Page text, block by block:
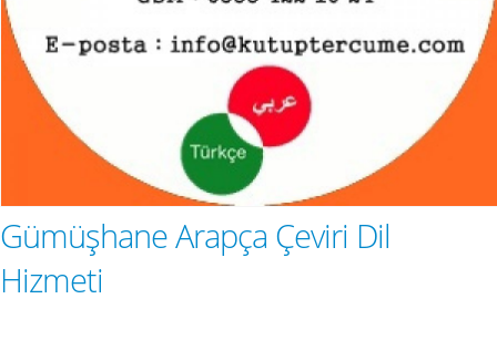
Gümüşhane Arapça Çeviri Dil
Hizmeti